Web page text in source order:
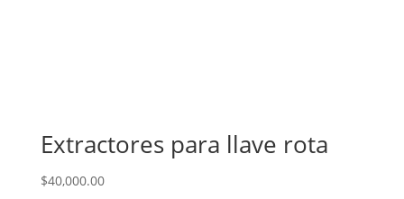
Extractores para llave rota
$40,000.00